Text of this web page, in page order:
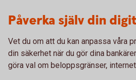
Påverka själv din
Vet du om att du kan anpassa våra
din säkerhet när du gör dina
göra val om beloppsgränser,